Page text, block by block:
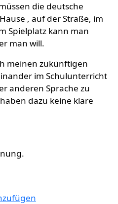
die deutsche
, auf der Straße, im
Spielplatz kann man
man will.
meinen zukünftigen
im Schulunterricht
anderen Sprache zu
dazu keine klare